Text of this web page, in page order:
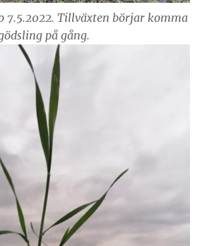
7.5.2022. Tillväxten börjar komma
på gång.